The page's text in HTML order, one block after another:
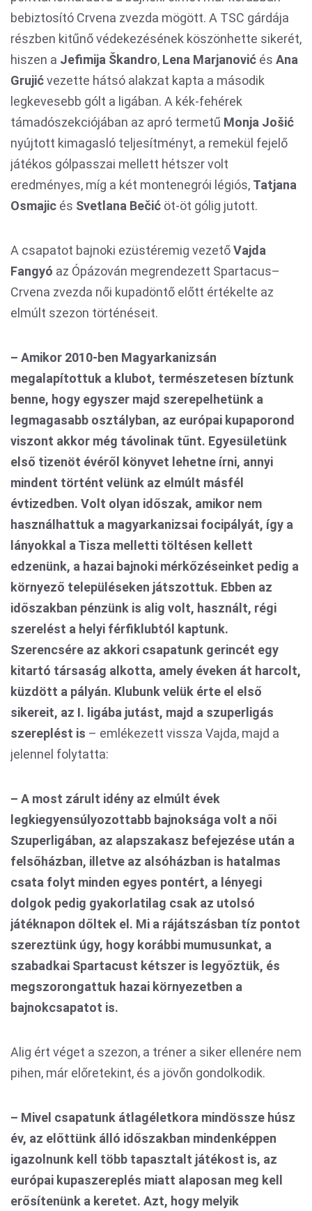
bebiztosító Crvena zvezda mögött. A TSC gárdája
részben kitűnő védekezésének köszönhette sikerét,
hiszen a Jefimija Škandro, Lena Marjanović és Ana
Grujićvezette hátsó alakzat kapta a második
legkevesebb gólt a ligában. A kék-fehérek
támadószekciójában az apró termetű Monja Jošić
nyújtott kimagasló teljesítményt, a remekül fejelő
játékos gólpasszai mellett hétszer volt
eredményes, míg a két montenegrói légiós, Tatjana
Osmajic és Svetlana Bečić öt-öt gólig jutott.
A csapatot bajnoki ezüstéremig vezetőVajda
Fangyó az Ópázován megrendezett Spartacus–
Crvena zvezda női kupadöntő előtt értékelte az
elmúlt szezon történéseit.
– Amikor 2010-ben Magyarkanizsán
megalapítottuk a klubot, természetesen bíztunk
benne, hogy egyszer majd szerepelhetünk a
legmagasabb osztályban, az európai kupaporond
viszont akkor még távolinak tűnt. Egyesületünk
első tizenöt évéről könyvet lehetne írni, annyi
mindent történt velünk az elmúlt másfél
évtizedben. Volt olyan időszak, amikor nem
használhattuk a magyarkanizsai focipályát, így a
lányokkal a Tisza melletti töltésen kellett
edzenünk, a hazai bajnoki mérkőzéseinket pedig a
környező településeken játszottuk. Ebben az
időszakban pénzünk is alig volt, használt, régi
szerelést a helyi férfiklubtól kaptunk.
Szerencsére az akkori csapatunk gerincét egy
kitartó társaság alkotta, amely éveken át harcolt,
küzdött a pályán. Klubunk velük érte el első
sikereit, az I. ligába jutást, majd a szuperligás
szereplést is – emlékezett vissza Vajda, majd a
jelennel folytatta:
– A most zárult idény az elmúlt évek
legkiegyensúlyozottabb bajnoksága volt a női
Szuperligában, az alapszakasz befejezése után a
felsőházban, illetve az alsóházban is hatalmas
csata folyt minden egyes pontért, a lényegi
dolgok pedig gyakorlatilag csak az utolsó
játéknapon dőltek el. Mi a rájátszásban tíz pontot
szereztünk úgy, hogy korábbi mumusunkat, a
szabadkai Spartacust kétszer is legyőztük, és
megszorongattuk hazai környezetben a
bajnokcsapatot is.
Alig ért véget a szezon, a tréner a siker ellenére nem
pihen, már előretekint, és a jövőn gondolkodik.
– Mivel csapatunk átlagéletkora mindössze húsz
év, az előttünk álló időszakban mindenképpen
igazolnunk kell több tapasztalt játékost is, az
európai kupaszereplés miatt alaposan meg kell
erősítenünk a keretet. Azt, hogy melyik